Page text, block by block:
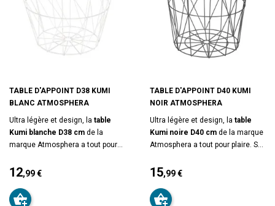
TABLE D'APPOINT D38 KUMI
BLANC ATMOSPHERA
Ultra légère et design, la table
Kumi blanche D38 cm de la
marque Atmosphera a tout pour
quel recoin de votre intérieur. Le
amovible. Ne nécessite pas de
Prix
12,99 €
TABLE D'APPOINT D40 KUMI
NOIR ATMOSPHERA
Ultra légère et design, la table
Kumi noire D40 cm de la marque
Atmosphera a tout pour plaire. Se
de votre intérieur. Le plateau en
Ne nécessite pas de montage.
Prix
15,99 €